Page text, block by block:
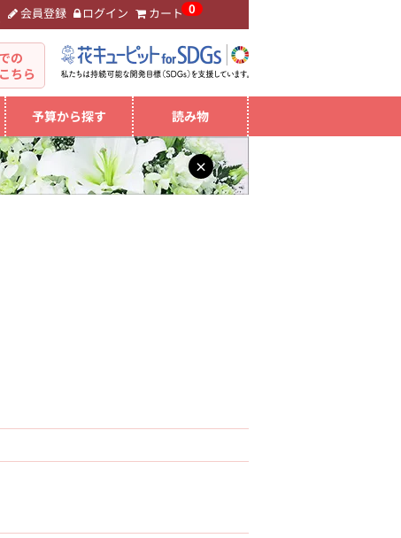
会員登録 ログイン カート 0
の
ちら
予算から探す 読み物
×